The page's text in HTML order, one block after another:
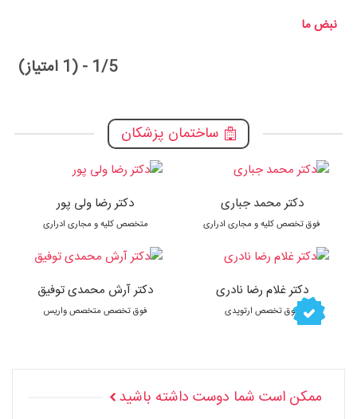
نبض ما
1/5 - (1 امتیاز)
ساختمان پزشکان
دکتر محمد جباری
فوق تخصص کلیه و مجاری ادراری
دکتر غلام رضا نادری
فوق تخصص ارتوپدی
دکتر رضا ولی پور
متخصص کلیه و مجاری ادراری
دکتر آرش محمدی توفیق
فوق تخصص متخصص واریس
ممکن است شما دوست داشته باشید